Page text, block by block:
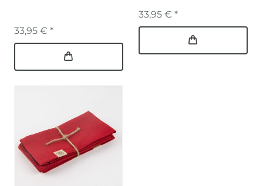
33,95 € *
33,95 € *